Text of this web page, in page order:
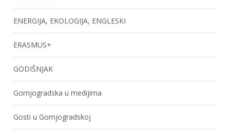
ENERGIJA, EKOLOGIJA, ENGLESKI
ERASMUS+
GODIŠNJAK
Gornjogradska u medijima
Gosti u Gornjogradskoj